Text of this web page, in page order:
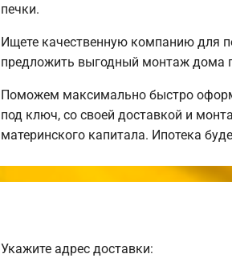
печки.
Ищете качественную компанию для
предложить выгодный монтаж дома
Поможем максимально быстро
под ключ, со своей доставкой и
материнского капитала. Ипотека
Укажите адрес доставки: